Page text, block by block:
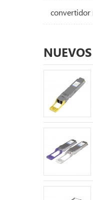
convertidor